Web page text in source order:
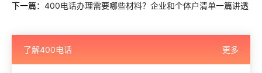
下一篇： 400电话办理需要哪些材料？企业和个体户清单一篇讲透
了解400电话 更多